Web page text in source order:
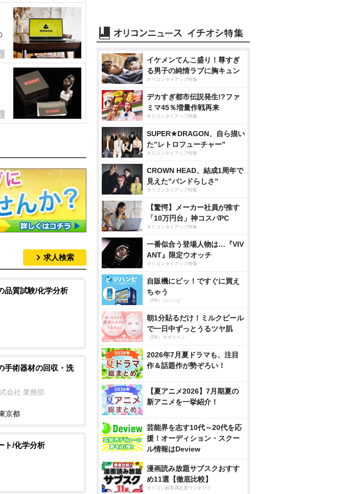
求人検索
品質試験/化学分析
手術器材の回収・洗
会社 業務部
京都
ト/化学分析
イケメンてんこ盛り！尊すぎ
る男子の純情ラブに胸キュン
オリコンタイアップ特集
デカすぎ都市伝説発生!?ファ
ミマ45％増量作戦再来
オリコンタイアップ特集
SUPER★DRAGON、自ら描い
た”レトロフューチャー”
オリコンタイアップ特集
CROWN HEAD、結成1周年で
見えた”バンドらしさ”
オリコンタイアップ特集
【驚愕】メーカー社員が推す
「10万円台」神コスパPC
オリコンタイアップ特集
一番似合う登場人物は…『VIV
ANT』限定ウオッチ
オリコンタイアップ特集
自販機にピッ！ですぐに買え
ちゃう
（PR）ジハンピ
朝1分貼るだけ！ミルクピール
で一日中ずっとうるツヤ肌
（PR）サボリーノ
2026年7月夏ドラマも、注目
作＆話題作が勢ぞろい！
【夏アニメ2026】7月期夏の
新アニメを一挙紹介！
芸能界を志す10代～20代を応
援！オーディション・スクー
ル情報はDeview
漫画読み放題サブスクおすす
め11選【徹底比較】
オリコン顧客満足度ランキング